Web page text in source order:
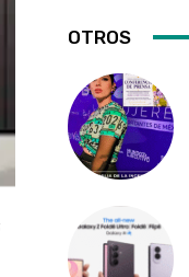
OTROS